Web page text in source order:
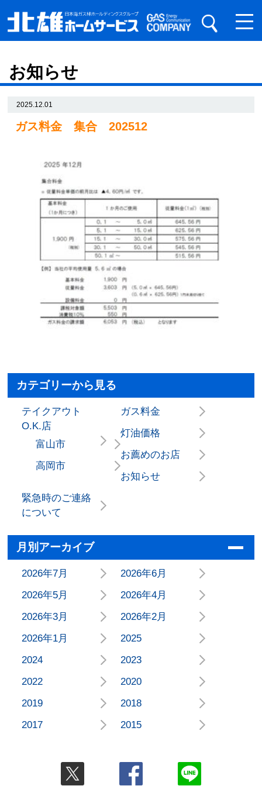
お知らせ
2025.12.01
ガス料金 集合 202512
カテゴリーから見る
テイクアウト
O.K.店
富山市
高岡市
ガス料金
灯油価格
お薦めのお店
お知らせ
緊急時のご連絡
について
月別アーカイブ
2026年7月
2026年6月
2026年5月
2026年4月
2026年3月
2026年2月
2026年1月
2025
2024
2023
2022
2020
2019
2018
2017
2015